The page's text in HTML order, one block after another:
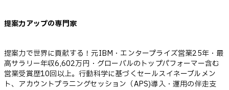
提案力アップの専門家
提案力で世界に貢献する！元IBM・エンタープライズ営業25年・最
高サラリー年収6,602万円・グローバルのトップパフォーマー含む
営業受賞歴10回以上。行動科学に基づくセールスイネーブルメン
ト、アカウントプラニングセッション（APS)導入・運用の伴走支